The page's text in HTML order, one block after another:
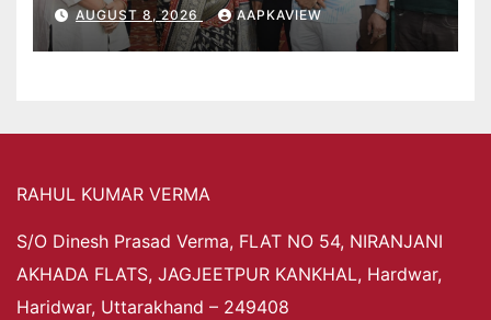
AUGUST 8, 2026 AAPKAVIEW
RAHUL KUMAR VERMA
S/O Dinesh Prasad Verma, FLAT NO 54, NIRANJANI
AKHADA FLATS, JAGJEETPUR KANKHAL, Hardwar,
Haridwar, Uttarakhand – 249408